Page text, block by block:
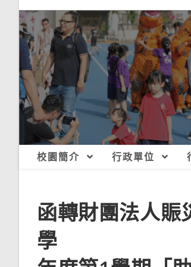
校園簡介 行政單位
函轉財團法人賑
學